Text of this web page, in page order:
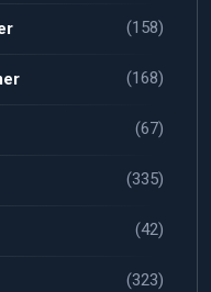
(158)
(168)
(67)
(335)
(42)
(323)